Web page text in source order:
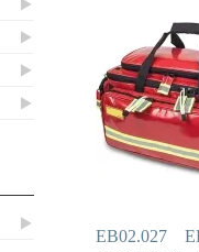
EB02.027